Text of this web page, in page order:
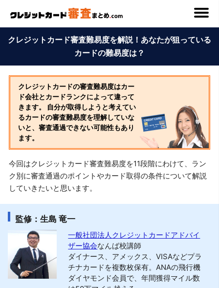
クレジットカード審査難易度を解説！あなたが狙っている
カードの難易度は？
クレジットカードの審査難易度はカー
ド会社とカードランクによって違って
きます。 自分が取得しようと考えてい
るカードの審査難易度を理解していな
いと、審査通過できない可能性もあり
ます。
今回はクレジットカード審査難易度を11段階にわけて、ラン
ク別に審査通過のポイントやカード取得の条件について解説
していきたいと思います。
監修：生島 竜一
一般社団法人クレジットカードアドバイ
ザー協会なんば校講師
ダイナース、アメックス、VISAなどプラ
チナカードを複数枚保有。ANAの飛行機
ダイヤモンド会員で、年間獲得マイル数